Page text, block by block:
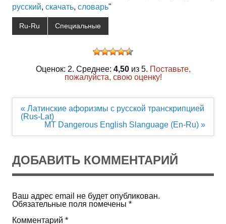
русский, скачать, словарь"
Ru-Ru Специальные
Оценок: 2. Среднее: 4,50из 5. Поставьте,
пожалуйста, свою оценку!
Навигация
по
записям
« Латинские афоризмы с русской транскрипцией
(Rus-Lat)
MT Dangerous English Slanguage (En-Ru) »
ДОБАВИТЬ КОММЕНТАРИЙ
Ваш адрес email не будет опубликован.
Обязательные поля помечены *
Комментарий *